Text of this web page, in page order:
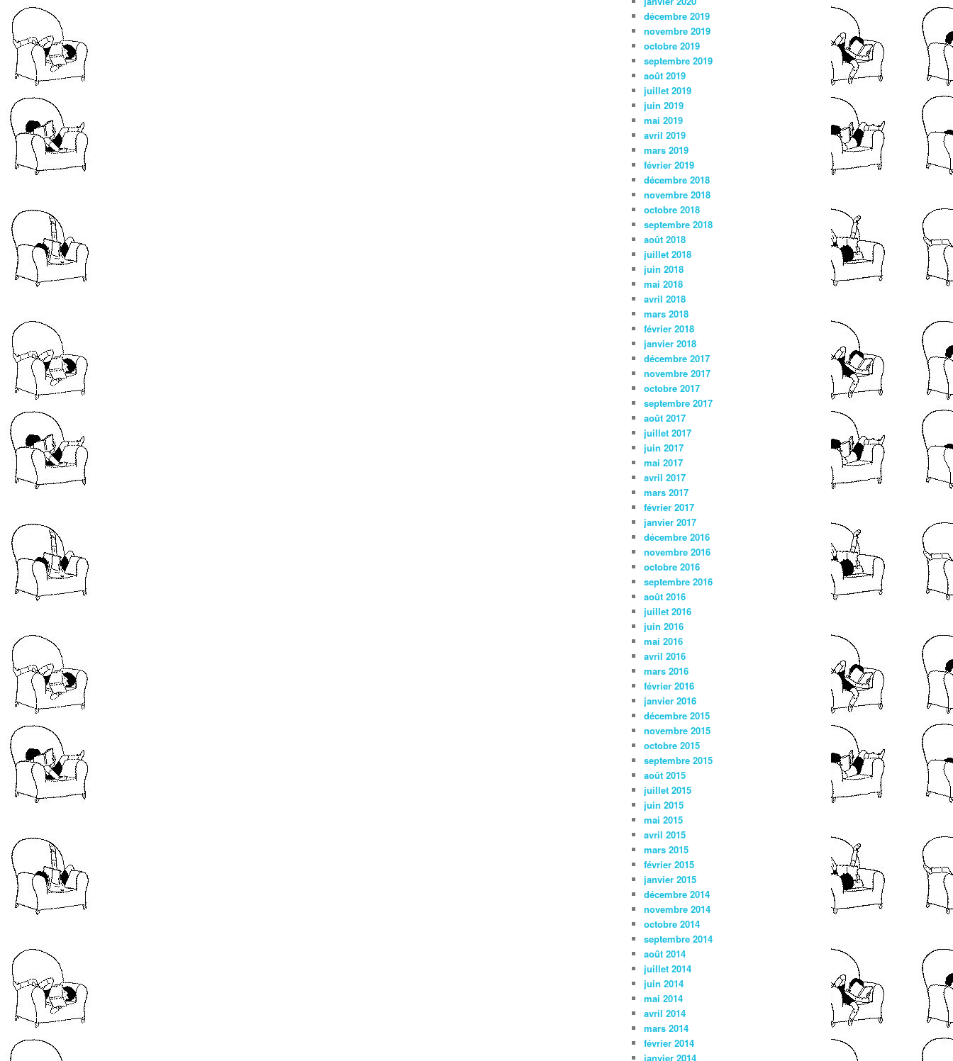
décembre 2019
novembre 2019
octobre 2019
septembre 2019
août 2019
juillet 2019
juin 2019
mai 2019
avril 2019
mars 2019
février 2019
décembre 2018
novembre 2018
octobre 2018
septembre 2018
août 2018
juillet 2018
juin 2018
mai 2018
avril 2018
mars 2018
février 2018
janvier 2018
décembre 2017
novembre 2017
octobre 2017
septembre 2017
août 2017
juillet 2017
juin 2017
mai 2017
avril 2017
mars 2017
février 2017
janvier 2017
décembre 2016
novembre 2016
octobre 2016
septembre 2016
août 2016
juillet 2016
juin 2016
mai 2016
avril 2016
mars 2016
février 2016
janvier 2016
décembre 2015
novembre 2015
octobre 2015
septembre 2015
août 2015
juillet 2015
juin 2015
mai 2015
avril 2015
mars 2015
février 2015
janvier 2015
décembre 2014
novembre 2014
octobre 2014
septembre 2014
août 2014
juillet 2014
juin 2014
mai 2014
avril 2014
mars 2014
février 2014
janvier 2014